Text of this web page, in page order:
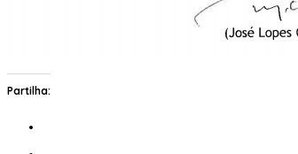
Partilha: